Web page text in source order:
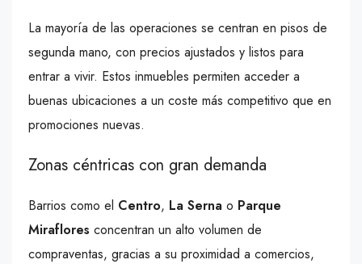
La mayoría de las operaciones se centran en pisos de
segunda mano, con precios ajustados y listos para
entrar a vivir. Estos inmuebles permiten acceder a
buenas ubicaciones a un coste más competitivo que en
promociones nuevas.
Zonas céntricas con gran demanda
Barrios como el Centro, La Serna o Parque
Miraflores concentran un alto volumen de
compraventas, gracias a su proximidad a comercios,